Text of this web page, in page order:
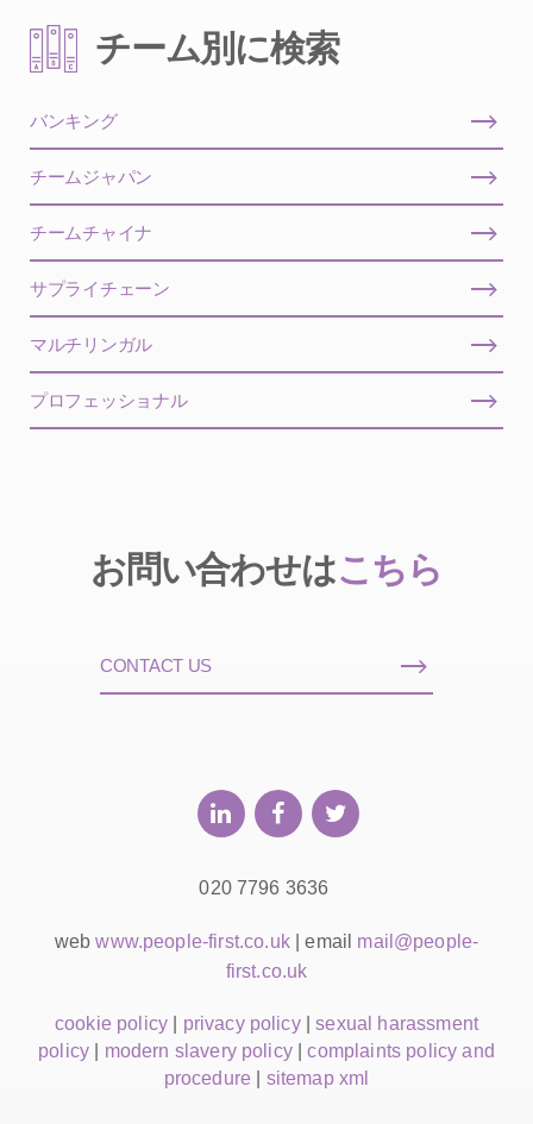
チーム別に検索
バンキング
チームジャパン
チームチャイナ
サプライチェーン
マルチリンガル
プロフェッショナル
お問い合わせはこちら
CONTACT US
020 7796 3636
webwww.people-first.co.uk| email mail@people-
first.co.uk
cookie policy privacy policy|sexual harassment
policy
modern slavery policy|complaints policy and
procedure
sitemap xml